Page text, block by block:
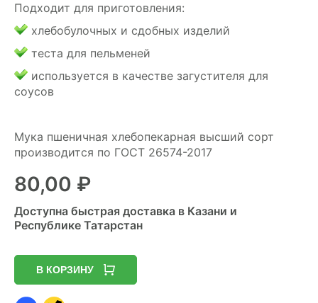
Подходит для приготовления:
хлебобулочных и сдобных изделий
теста для пельменей
используется в качестве загустителя для
соусов
Мука пшеничная хлебопекарная высший сорт
производится по ГОСТ 26574-2017
80,00 ₽
Доступна быстрая доставка в Казани и
Республике Татарстан
В КОРЗИНУ